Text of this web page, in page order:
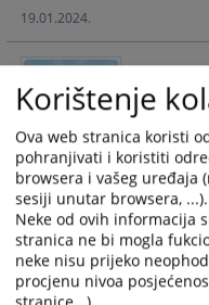
question
to
the
keyboard
shortcuts
for
changing
dates.
19.01.2024.
Kada
Sudski postupak
19.01.2024.
Kada
organu
organ
Korištenje
Ova web stranica koristi
pohranjivati i koristiti
browsera i vašeg uređaja
sesiji unutar browsera, ...).
Neke od ovih informacija
stranica ne bi mogla
neke nisu prijeko
procjenu nivoa